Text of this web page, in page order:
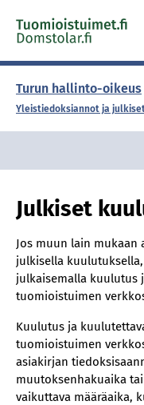
Skip to content -
Turun hallinto-oikeus
Yleistiedoksiannot ja
Julkiset
Jos muun lain mukaan
julkisella
julkaisemalla kuulutus
tuomioistuimen
Kuulutus ja
tuomioistuimen
asiakirjan
muutoksenhakuaika
vaikuttava määräaika,